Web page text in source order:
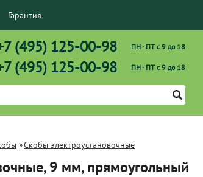
Гарантия
(495) 125-00-98 ПН - ПТ с 9 до 18
(495) 125-00-98 ПН - ПТ с 9 до 18
»Скобы электроустановочные
9 мм, прямоугольный